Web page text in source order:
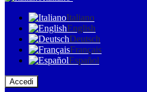
Italiano
English
Deutsch
Français
Español
Accedi